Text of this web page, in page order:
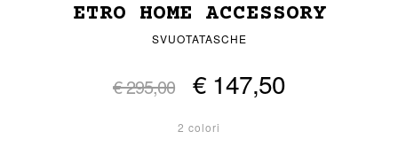
ETRO HOME ACCESSORY
SVUOTATASCHE
€ 295,00 € 147,50
2 colori